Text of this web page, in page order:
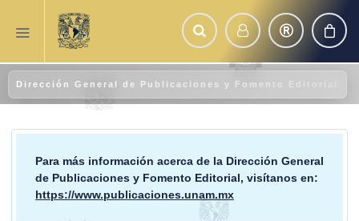
Dirección General de Publicaciones y Fomento Editorial
Para más información acerca de la Dirección General
de Publicaciones y Fomento Editorial, visítanos en:
https://www.publicaciones.unam.mx